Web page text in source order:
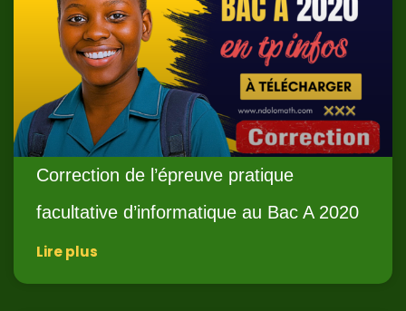
Correction de l’épreuve pratique
facultative d’informatique au Bac A 2020
Lire plus